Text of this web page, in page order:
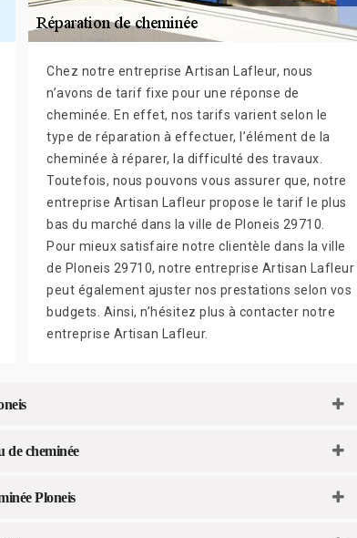
Chez notre entreprise Artisan Lafleur, nous
n’avons de tarif fixe pour une réponse de
cheminée. En effet, nos tarifs varient selon le
type de réparation à effectuer, l’élément de la
cheminée à réparer, la difficulté des travaux.
Toutefois, nous pouvons vous assurer que, notre
entreprise Artisan Lafleur propose le tarif le plus
bas du marché dans la ville de Ploneis 29710.
Pour mieux satisfaire notre clientèle dans la ville
de Ploneis 29710, notre entreprise Artisan Lafleur
peut également ajuster nos prestations selon vos
budgets. Ainsi, n’hésitez plus à contacter notre
entreprise Artisan Lafleur.
de cheminée
Ploneis